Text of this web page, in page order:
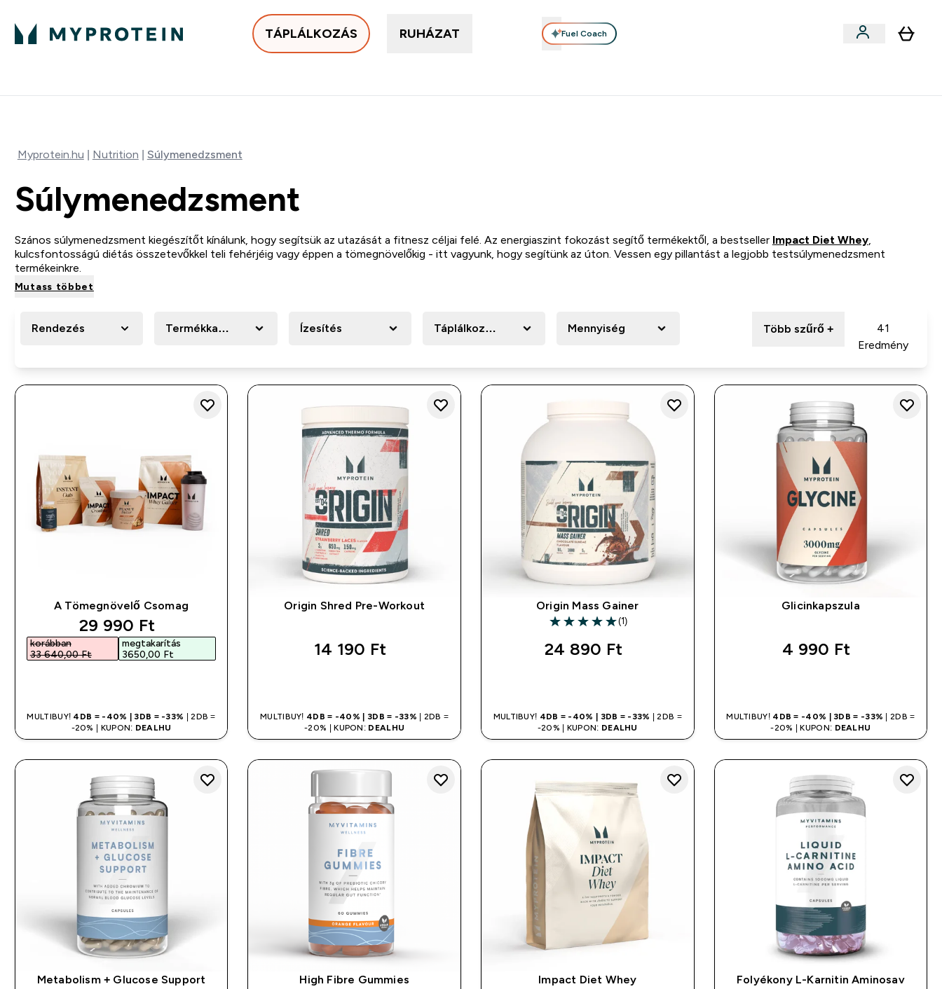
TÁPLÁLKOZÁS RUHÁZAT Fuel Coach
Myprotein.hu Nutrition Súlymenedzsment
Súlymenedzsment
Szános súlymenedzsment kiegészítőt kínálunk, hogy segítsük az utazását a fitnesz céljai felé. Az energiaszint fokozást segítő termékektől, a bestseller Impact Diet Whey,
kulcsfontosságú diétás összetevőkkel teli fehérjéig vagy éppen a tömegnövelőkig - itt vagyunk, hogy segítünk az úton. Vessen egy pillantást a legjobb testsúlymenedzsment
termékeinkre.
Mutass többet
Rendezés Termékkategória Ízesítés Táplálkozási forma Mennyiség Több szűrő +
41
Eredmény
A Tömegnövelő Csomag
discounted price
29 990 Ft‎
korábban
33 640,00 Ft‎
megtakarítás
3650,00 Ft‎
MULTIBUY! 4DB = -40% | 3DB = -33% | 2DB =
-20% | KUPON: DEALHU
Origin Shred Pre-Workout
14 190 Ft‎
MULTIBUY! 4DB = -40% | 3DB = -33% | 2DB =
-20% | KUPON: DEALHU
Origin Mass Gainer
5 out of 5 stars
(1)
24 890 Ft‎
MULTIBUY! 4DB = -40% | 3DB = -33% | 2DB =
-20% | KUPON: DEALHU
Glicinkapszula
4 990 Ft‎
MULTIBUY! 4DB = -40% | 3DB = -33% | 2DB =
-20% | KUPON: DEALHU
Metabolism + Glucose Support
High Fibre Gummies
Impact Diet Whey
Folyékony L-Karnitin Aminosav